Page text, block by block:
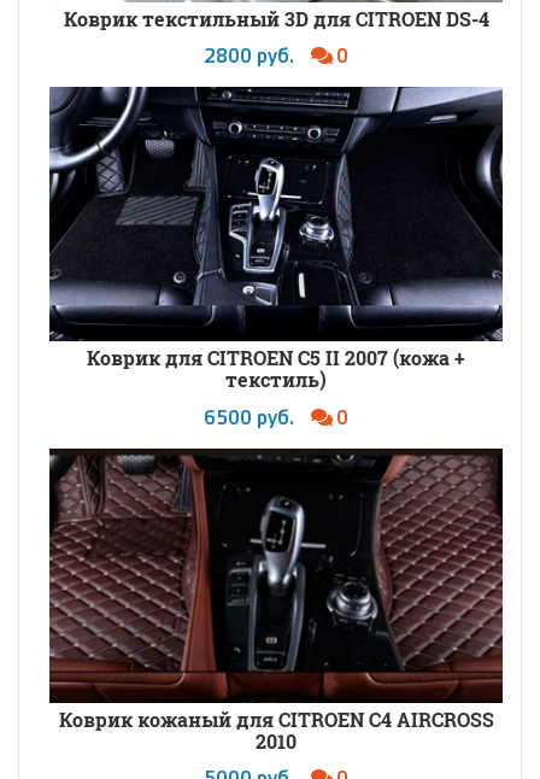
Коврик текстильный 3D для CITROEN DS-4
2800 руб. 0
Коврик для CITROEN C5 II 2007 (кожа +
текстиль)
6500 руб. 0
Коврик кожаный для CITROEN C4 AIRCROSS
2010